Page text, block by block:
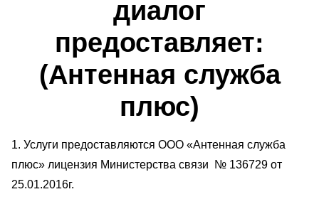
диалог
предоставляет:
(Антенная служба
плюс)
1. Услуги предоставляются ООО «Антенная служба
плюс» лицензия Министерства связи № 136729 от
25.01.2016г.